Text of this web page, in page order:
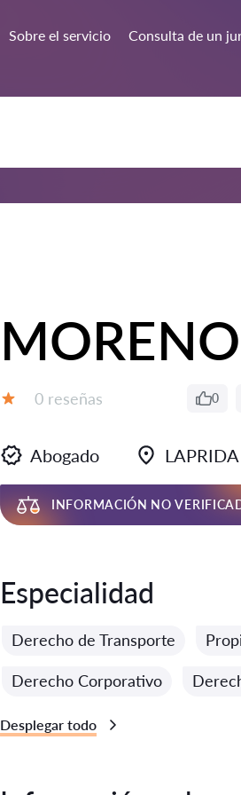
Sobre el servicio Consulta de un
Número de reseñas:
0 reseñas 0
Abogado
INFORMACIÓN NO
Especialidad
Derecho de Transporte
Derecho Corporativo
Desplegar todo